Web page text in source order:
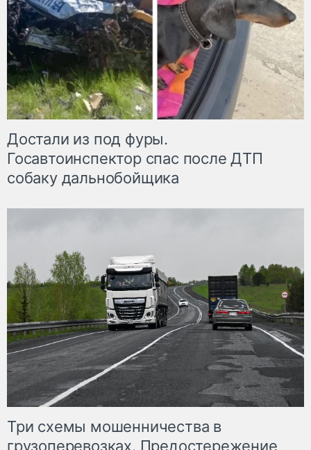
Достали из под фуры.
Госавтоинспектор спас после ДТП
собаку дальнобойщика
Три схемы мошенничества в
грузоперевозках. Предостережение